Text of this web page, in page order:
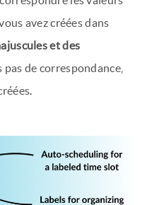
avez créées dans
et des
pas de correspondance,